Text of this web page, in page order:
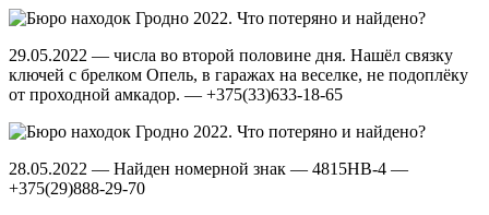
29.05.2022 — числа во второй половине дня. Нашёл связку
ключей с брелком Опель, в гаражах на веселке, не подоплёку
от проходной амкадор. — +375(33)633-18-65
28.05.2022 — Найден номерной знак — 4815HB-4 —
+375(29)888-29-70